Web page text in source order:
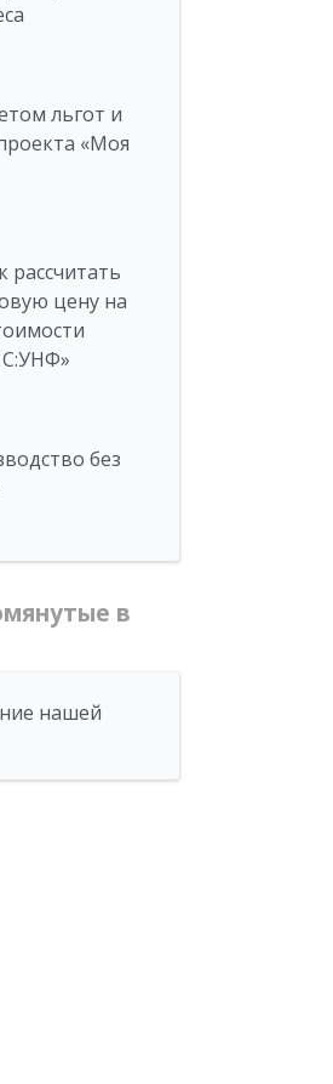
льгот и
«Моя
рассчитать
цену на
без
в
нашей